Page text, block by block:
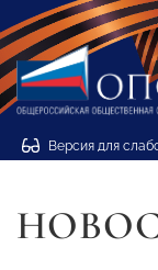
Версия для